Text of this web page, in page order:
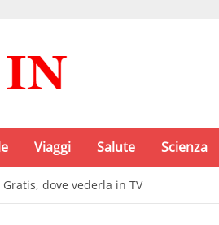
Viaggi Salute Scienza
dove vederla in TV